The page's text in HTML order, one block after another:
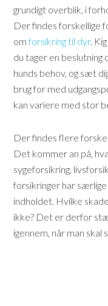
grundigt overblik, i
Der findes forskellige
omforsikring til dyr.
du tager en
hunds behov, og sæt
brug for med
kan variere med stor
Der findes flere
Det kommer an på,
sygeforsikring,
forsikringer har
indholdet. Hvilke
ikke? Det er derfor
igennem, når man skal